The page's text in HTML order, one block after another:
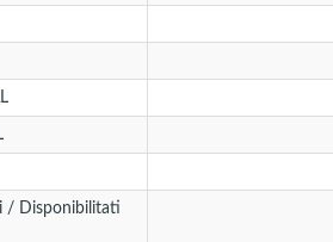
/ Disponibilitati